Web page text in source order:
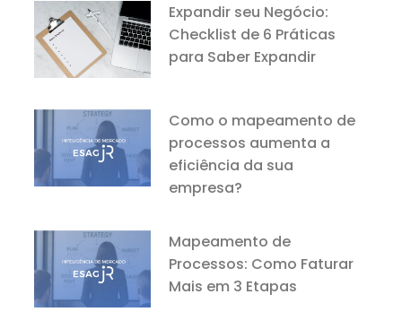
Expandir seu Negócio:
Checklist de 6 Práticas
para Saber Expandir
Como o mapeamento de
processos aumenta a
eficiência da sua
empresa?
Mapeamento de
Processos: Como Faturar
Mais em 3 Etapas